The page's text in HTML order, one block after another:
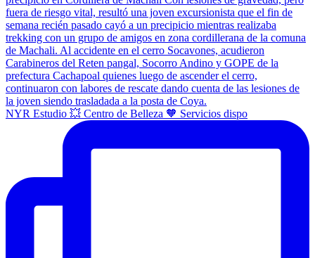
NYR Estudio 💥 Centro de Belleza 🧡 Servicios dispo